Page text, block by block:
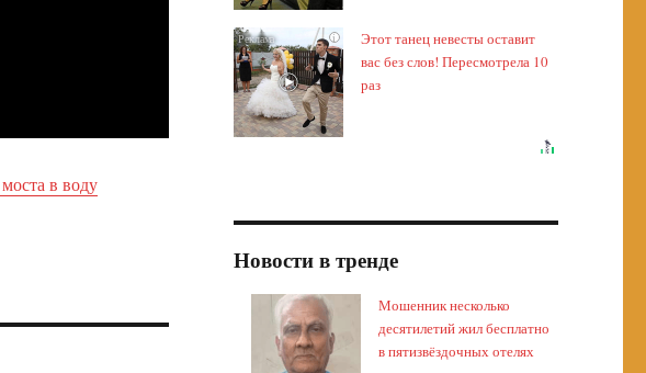
в воду
i
Этот танец невесты оставит
вас без слов! Пересмотрела 10
раз
Новости в тренде
Мошенник несколько
десятилетий жил бесплатно
в пятизвёздочных отелях